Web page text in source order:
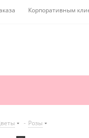
Корпоративным
- Розы